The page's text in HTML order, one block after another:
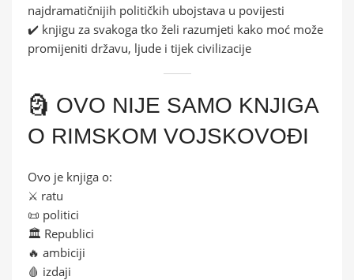
najdramatičnijih političkih ubojstava u povijesti
✔️ knjigu za svakoga tko želi razumjeti kako moć može
promijeniti državu, ljude i tijek civilizacije
🗿 OVO NIJE SAMO KNJIGA
O RIMSKOM VOJSKOVOĐI
Ovo je knjiga o:
⚔️ ratu
📜 politici
🏛️ Republici
🔥 ambiciji
🩸 izdaji